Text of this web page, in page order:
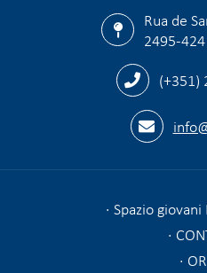
Rua de
2495-
(+351)
Spazio giovani